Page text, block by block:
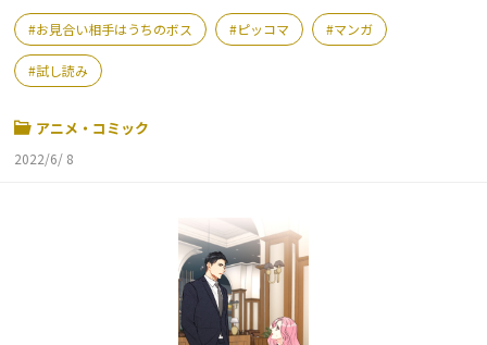
お見合い相手はうちのボス ピッコマ マンガ
試し読み
アニメ・コミック
2022/6/ 8